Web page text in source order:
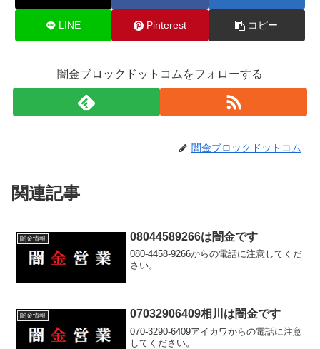
LINE Pinterest コピー
闇金ブロックドットコムをフォローする
闇金ブロックドットコム
関連記事
闇金情報 08044589266は闇金です
080-4458-9266からの電話に注意してくだ
さい。
闇金情報 07032906409相川は闇金です
070-3290-6409アイカワからの電話に注意
してください。